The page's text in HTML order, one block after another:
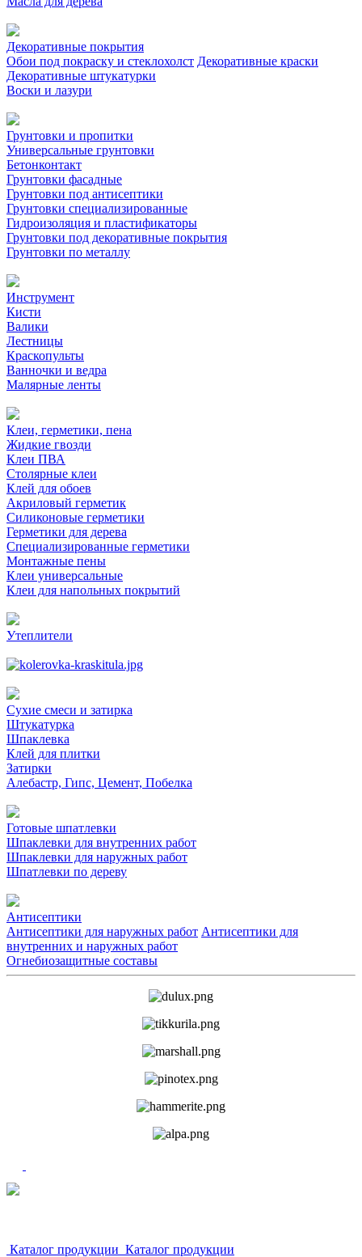
Декоративные покрытия
Обои под покраску и стеклохолст Декоративные краски
Декоративные штукатурки
Воски и лазури
Грунтовки и пропитки
Универсальные грунтовки
Бетонконтакт
Грунтовки фасадные
Грунтовки под антисептики
Грунтовки специализированные
Гидроизоляция и пластификаторы
Грунтовки под декоративные покрытия
Грунтовки по металлу
Инструмент
Кисти
Валики
Лестницы
Краскопульты
Ванночки и ведра
Малярные ленты
Клеи, герметики, пена
Жидкие гвозди
Клеи ПВА
Столярные клеи
Клей для обоев
Акриловый герметик
Силиконовые герметики
Герметики для дерева
Специализированные герметики
Монтажные пены
Клеи универсальные
Клеи для напольных покрытий
Утеплители
Сухие смеси и затирка
Штукатурка
Шпаклевка
Клей для плитки
Затирки
Алебастр, Гипс, Цемент, Побелка
Готовые шпатлевки
Шпаклевки для внутренних работ
Шпаклевки для наружных работ
Шпатлевки по дереву
Антисептики
Антисептики для наружных работ Антисептики для
внутренних и наружных работ
Огнебиозащитные составы
Каталог продукции Каталог продукции